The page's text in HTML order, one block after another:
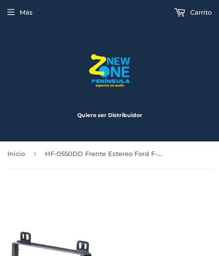
Quiero ser Distribuidor
Más Carrito
Inicio › HF-0550DD Frente Estereo Ford F-150 F-250 F-350 98-07 EXCURSION 00-06 MUSTANG 01-04 WINDSTAR 99-03 EXPLORER RANGER 95-07 NAVIGATOR 99-06 EXPEDITION 97-05 ESCAPE 01-07 TOWN CAR 98-02 GRAND MARQUIS 95-07 MARK VIII 96-98